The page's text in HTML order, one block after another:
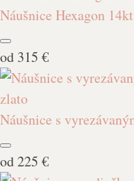
Náušnice Hexagon
od 315 €
Náušnice s
od225 €